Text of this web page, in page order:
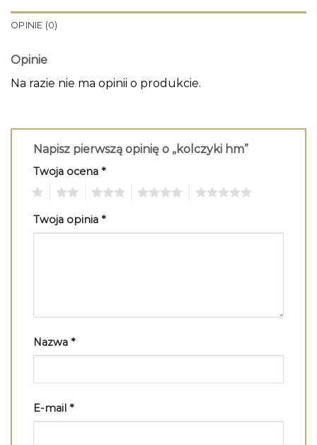
OPINIE (0)
Opinie
Na razie nie ma opinii o produkcie.
Napisz pierwszą opinię o „kolczyki hm”
Twoja ocena *
Twoja opinia *
Nazwa *
E-mail *